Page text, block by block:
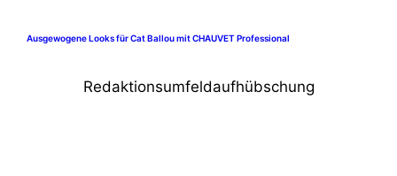
Ausgewogene Looks für Cat Ballou mit CHAUVET Professional
Redaktionsumfeldaufhübschung